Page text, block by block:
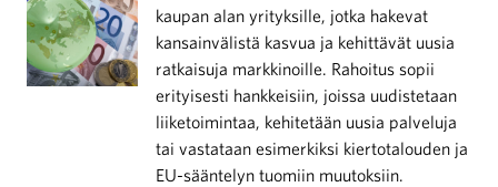
kaupan alan yrityksille, jotka hakevat
kansainvälistä kasvua ja kehittävät uusia
ratkaisuja markkinoille. Rahoitus sopii
erityisesti hankkeisiin, joissa uudistetaan
liiketoimintaa, kehitetään uusia palveluja
tai vastataan esimerkiksi kiertotalouden ja
EU-sääntelyn tuomiin muutoksiin.